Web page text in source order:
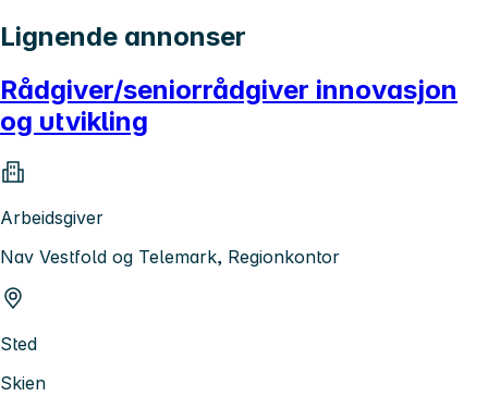
Lignende annonser
Rådgiver/seniorrådgiver innovasjon
og utvikling
Arbeidsgiver
Nav Vestfold og Telemark, Regionkontor
Sted
Skien